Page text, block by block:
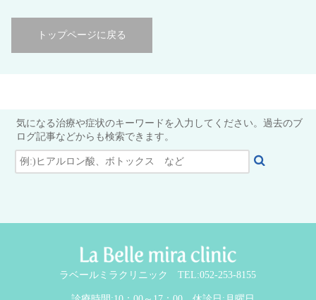
トップページに戻る
気になる治療や症状のキーワードを入力してください。過去のブ
ログ記事などからも検索できます。
ラベールミラクリニック TEL:052-253-8155